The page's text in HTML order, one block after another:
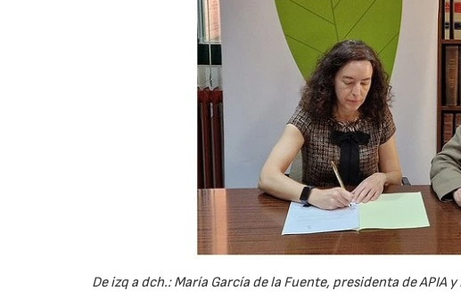
De izq a dch.: María García de la Fuente, presidenta de